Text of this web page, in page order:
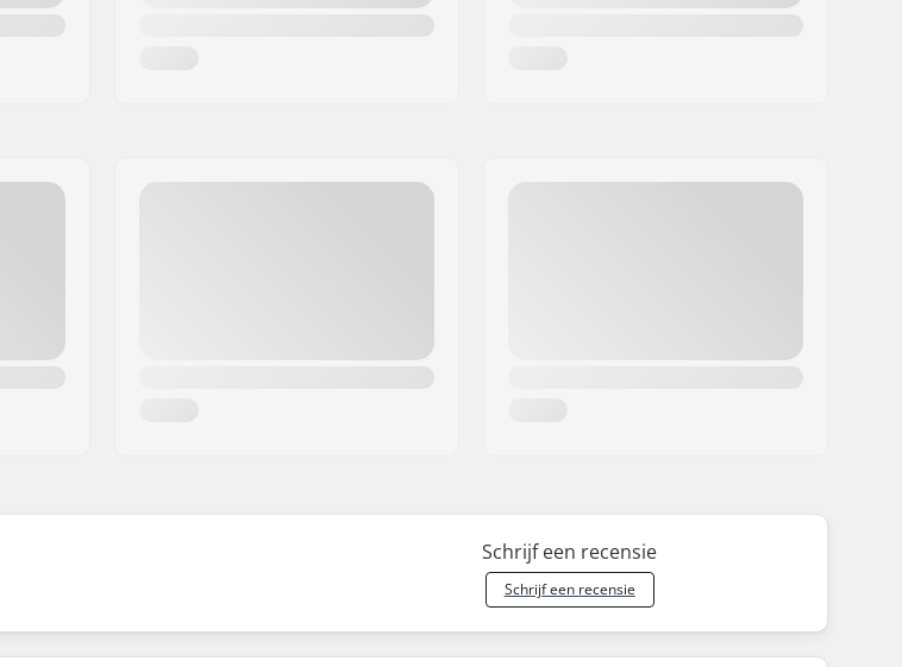
Schrijf een recensie
Schrijf een recensie